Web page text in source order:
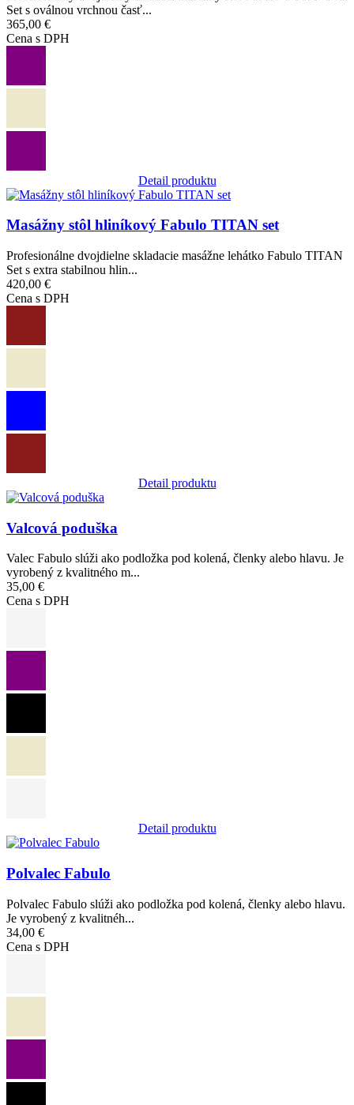
Set s oválnou vrchnou časť...
365,00 €
Cena s DPH
Detail produktu
Obrázok
Masážny stôl hliníkový Fabulo TITAN set
Profesionálne dvojdielne skladacie masážne lehátko Fabulo TITAN
Set s extra stabilnou hlin...
420,00 €
Cena s DPH
Detail produktu
Obrázok
Valcová poduška
Valec Fabulo slúži ako podložka pod kolená, členky alebo hlavu. Je
vyrobený z kvalitného m...
35,00 €
Cena s DPH
Detail produktu
Obrázok
Polvalec Fabulo
Polvalec Fabulo slúži ako podložka pod kolená, členky alebo hlavu.
Je vyrobený z kvalitnéh...
34,00 €
Cena s DPH